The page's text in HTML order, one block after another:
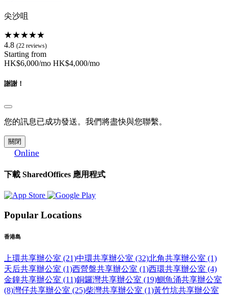
尖沙咀
★★★★★
4.8 (22 reviews)
Starting from
HK$6,000/mo HK$4,000/mo
謝謝！
您的訊息已成功發送。我們將盡快與您聯繫。
關閉
Online
下載 SharedOffices 應用程式
Popular Locations
香港島
上環共享辦公室 (21)中環共享辦公室 (32)北角共享辦公室 (1)
天后共享辦公室 (1)西營盤共享辦公室 (1)西環共享辦公室 (4)
金鐘共享辦公室 (11)銅鑼灣共享辦公室 (19)鰂魚涌共享辦公室
(8)灣仔共享辦公室 (25)柴灣共享辦公室 (1)黃竹坑共享辦公室